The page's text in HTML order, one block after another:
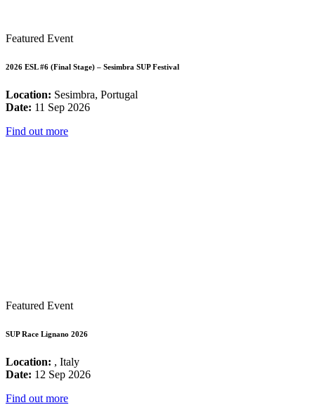
Featured Event
2026 ESL #6 (Final Stage) – Sesimbra SUP Festival
Location: Sesimbra, Portugal
Date: 11 Sep 2026
Find out more
Featured Event
SUP Race Lignano 2026
Location: , Italy
Date: 12 Sep 2026
Find out more